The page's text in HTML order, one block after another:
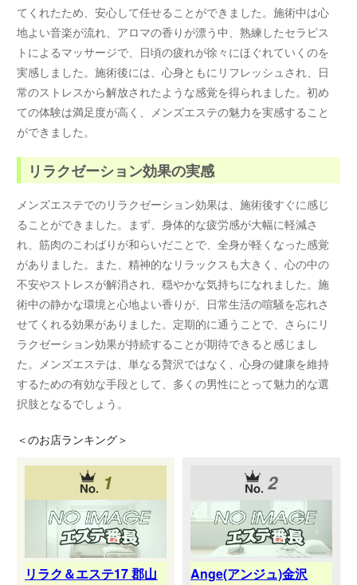
てくれたため、安心して任せることができました。施術中は心
地よい音楽が流れ、アロマの香りが漂う中、熟練したセラピス
トによるマッサージで、日頃の疲れが徐々にほぐれていくのを
実感しました。施術後には、心身ともにリフレッシュされ、日
常のストレスから解放されたような感覚を得られました。初め
ての体験は満足度が高く、メンズエステの魅力を実感すること
ができました。
リラクゼーション効果の実感
メンズエステでのリラクゼーション効果は、施術後すぐに感じ
ることができました。まず、身体的な疲労感が大幅に軽減さ
れ、筋肉のこわばりが和らいだことで、全身が軽くなった感覚
がありました。また、精神的なリラックスも大きく、心の中の
不安やストレスが解消され、穏やかな気持ちになれました。施
術中の静かな環境と心地よい香りが、日常生活の喧騒を忘れさ
せてくれる効果がありました。定期的に通うことで、さらにリ
ラクゼーション効果が持続することが期待できると感じまし
た。メンズエステは、単なる贅沢ではなく、心身の健康を維持
するための有効な手段として、多くの男性にとって魅力的な選
択肢となるでしょう。
＜のお店ランキング＞
1
リラク＆エステ17 郡山
2
Ange(アンジュ)金沢